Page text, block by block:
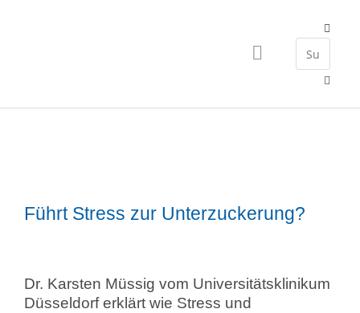
Führt Stress zur Unterzuckerung?
Dr. Karsten Müssig vom Universitätsklinikum
Düsseldorf erklärt wie Stress und